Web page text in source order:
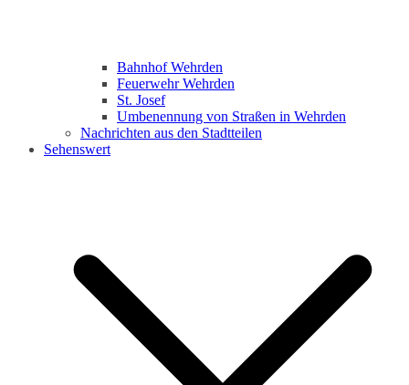
Bahnhof Wehrden
Feuerwehr Wehrden
St. Josef
Umbenennung von Straßen in Wehrden
Nachrichten aus den Stadtteilen
Sehenswert